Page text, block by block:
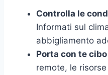
Controlla le
Informati sul
abbigliamento
Porta con te
remote, le